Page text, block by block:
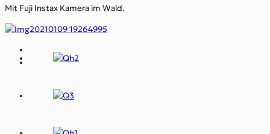
Mit Fuji Instax Kamera im Wald.